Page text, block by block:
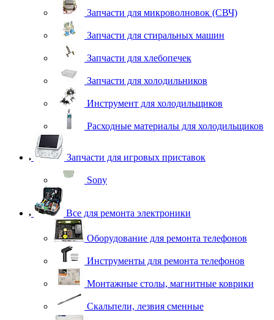
Запчасти для микроволновок (СВЧ)
Запчасти для стиральных машин
Запчасти для хлебопечек
Запчасти для холодильников
Инструмент для холодильщиков
Расходные материалы для холодильщиков
Запчасти для игровых приставок
Sony
Все для ремонта электроники
Оборудование для ремонта телефонов
Инструменты для ремонта телефонов
Монтажные столы, магнитные коврики
Скальпели, лезвия сменные